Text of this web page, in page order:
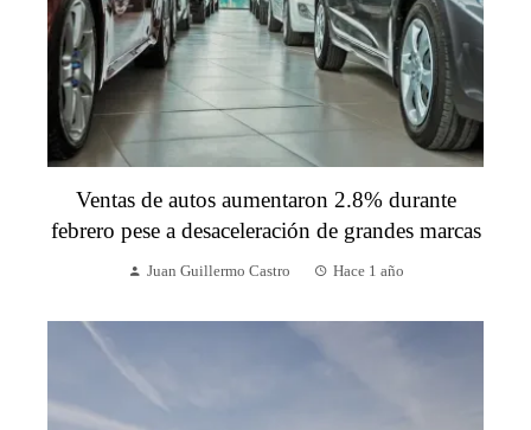
Ventas de autos aumentaron 2.8% durante
febrero pese a desaceleración de grandes marcas
Juan Guillermo Castro Hace 1 año